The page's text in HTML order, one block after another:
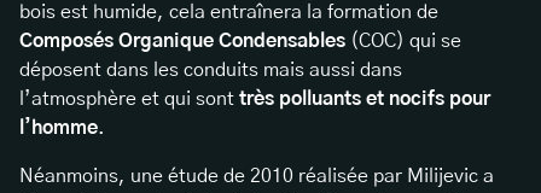
bois est humide, cela entraînera la formation de
Composés Organique Condensables (COC) qui se
déposent dans les conduits mais aussi dans
l’atmosphère et qui sont très polluants et nocifs pour
l’homme.
Néanmoins, une étude de 2010 réalisée par Milijevic a